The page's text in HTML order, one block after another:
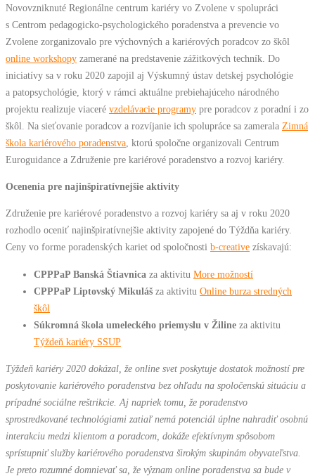
Novovzniknuté Regionálne centrum kariéry vo Zvolene v spolupráci
s Centrom pedagogicko-psychologického poradenstva a prevencie vo
Zvolene zorganizovalo pre výchovných a kariérových poradcov zo škôl
online workshopy zamerané na predstavenie zážitkových techník. Do
iniciatívy sa v roku 2020 zapojil aj Výskumný ústav detskej psychológie
a patopsychológie, ktorý v rámci aktuálne prebiehajúceho národného
projektu realizuje viaceré vzdelávacie programy pre poradcov z poradní i zo
škôl. Na sieťovanie poradcov a rozvíjanie ich spolupráce sa zamerala Zimná
škola kariérového poradenstva , ktorú spoločne organizovali Centrum
Euroguidance a Združenie pre kariérové poradenstvo a rozvoj kariéry.
Ocenenia pre najinšpiratívnejšie aktivity
Združenie pre kariérové poradenstvo a rozvoj kariéry sa aj v roku 2020
rozhodlo oceniť najinšpiratívnejšie aktivity zapojené do Týždňa kariéry.
Ceny vo forme poradenských kariet od spoločnosti b-creative získavajú:
CPPPaP Banská Štiavnica za aktivitu More možností
CPPPaP Liptovský Mikuláš za aktivitu Online burza stredných
škôl
Súkromná škola umeleckého priemyslu v Žiline za aktivitu
Týždeň kariéry SSUP
Týždeň kariéry 2020 dokázal, že online svet poskytuje dostatok možností pre
poskytovanie kariérového poradenstva bez ohľadu na spoločenskú situáciu a
prípadné sociálne reštrikcie. Aj napriek tomu, že poradenstvo
sprostredkované technológiami zatiaľ nemá potenciál úplne nahradiť osobnú
interakciu medzi klientom a poradcom, dokáže efektívnym spôsobom
sprístupniť služby kariérového poradenstva širokým skupinám obyvateľstva.
Je preto rozumné domnievať sa, že význam online poradenstva sa bude v